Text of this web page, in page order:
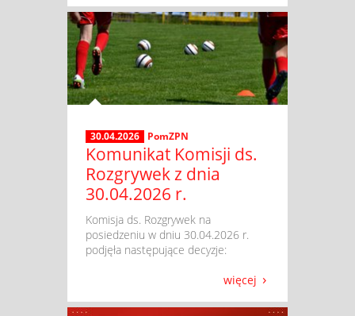
30.04.2026 PomZPN
Komunikat Komisji ds.
Rozgrywek z dnia
30.04.2026 r.
​ Komisja ds. Rozgrywek na
posiedzeniu w dniu 30.04.2026 r.
podjęła następujące decyzje:
więcej